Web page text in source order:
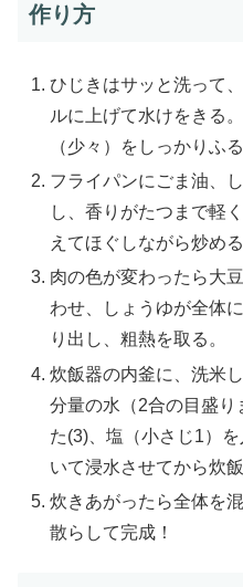
作り方
ひじきはサッと洗って
ルに上げて水けをきる
（少々）をしっかりふる
フライパンにごま油、
し、香りがたつまで軽
えてほぐしながら炒める
肉の色が変わったら大
わせ、しょうゆが全体
り出し、粗熱を取る。
炊飯器の内釜に、洗米
分量の水（2合の目盛り
た(3)、塩（小さじ1）
いて浸水させてから炊飯
炊きあがったら全体を
散らして完成！